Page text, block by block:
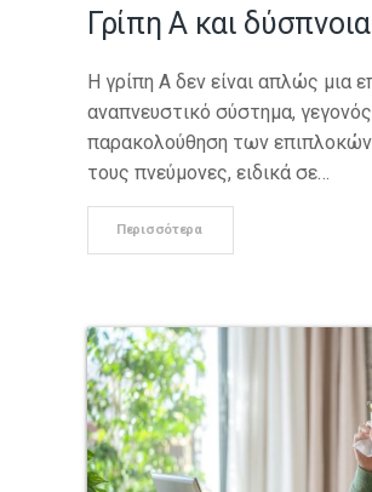
Γρίπη Α και
Η γρίπη Α δεν είναι απλώς μια
αναπνευστικό σύστημα,
παρακολούθηση των
τους πνεύμονες, ειδικά σε…
Περισσότερα